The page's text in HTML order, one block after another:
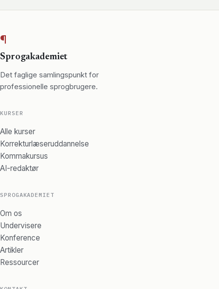
¶
Sprogakademiet
Det faglige samlingspunkt for
professionelle sprogbrugere.
KURSER
Alle kurser
Korrekturlæseruddannelse
Kommakursus
AI-redaktør
SPROGAKADEMIET
Om os
Undervisere
Konference
Artikler
Ressourcer